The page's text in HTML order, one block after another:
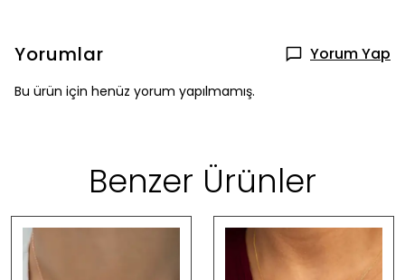
Yorumlar Yorum Yap
Bu ürün için henüz yorum yapılmamış.
Benzer Ürünler